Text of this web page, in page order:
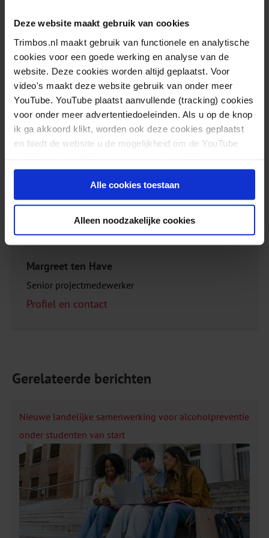
Deze website maakt gebruik van cookies
Trimbos.nl maakt gebruik van functionele en analytische
cookies voor een goede werking en analyse van de
website. Deze cookies worden altijd geplaatst. Voor
video's maakt deze website gebruik van onder meer
YouTube. YouTube plaatst aanvullende (tracking) cookies
voor onder meer advertentiedoeleinden. Als u op de knop
ik ga akkoord klikt, worden ook deze cookies geplaatst
en biedt de website u de mogelijkheid om de YouTube
intrekken.
Alle cookies toestaan
Alleen noodzakelijke cookies
contact op metSophie Ummels(GGZ inGeest)
Bron:https://pubmed.ncbi.nlm.nih.gov/35780968/
Margreet ten Have
Senior projectmedewerker
Profiel en contact
Gerelateerde berichten
Nieuwe landelijke samenwerking voor alcoholpreventie
onder studenten van start